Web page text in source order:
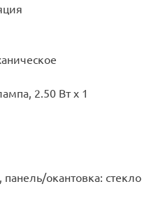
2.50 Вт х 1
панель/окантовка: стекло